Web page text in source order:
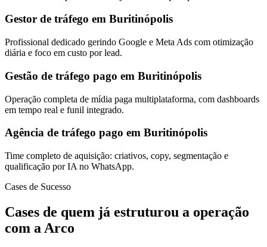
Gestor de tráfego em Buritinópolis
Profissional dedicado gerindo Google e Meta Ads com otimização
diária e foco em custo por lead.
Gestão de tráfego pago em Buritinópolis
Operação completa de mídia paga multiplataforma, com dashboards
em tempo real e funil integrado.
Agência de tráfego pago em Buritinópolis
Time completo de aquisição: criativos, copy, segmentação e
qualificação por IA no WhatsApp.
Cases de Sucesso
Cases de quem já estruturou a operação
com a Arco